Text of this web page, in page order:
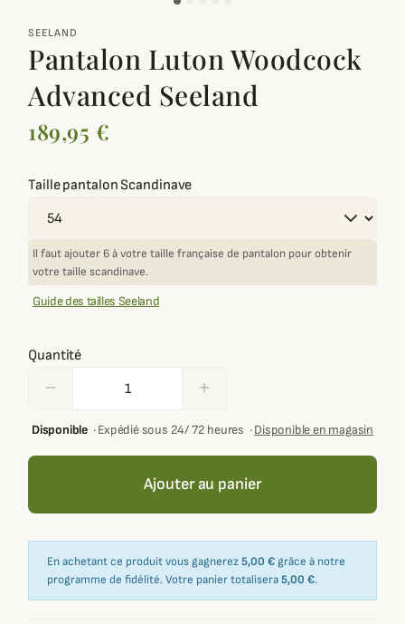
SEELAND
Pantalon Luton Woodcock
Advanced Seeland
189,95 €
Taille pantalon Scandinave
Il faut ajouter 6 à votre taille française de pantalon pour obtenir
votre taille scandinave.
Guide des tailles Seeland
Quantité
remove add
Disponible·Expédié sous 24/ 72 heures ·Disponible en magasin
Ajouter au panier
En achetant ce produit vous gagnerez5,00 € grâce à notre
programme de fidélité. Votre panier totalisera5,00 €.